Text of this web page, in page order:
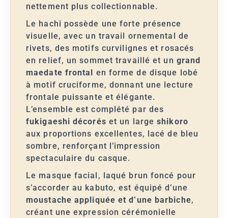
nettement plus collectionnable.
Le hachi possède une forte présence
visuelle, avec un travail ornemental de
rivets, des motifs curvilignes et rosacés
en relief, un sommet travaillé et un grand
maedate frontal
en forme de disque lobé
à motif cruciforme, donnant une lecture
frontale puissante et élégante.
L’ensemble est complété par des
fukigaeshi décorés et un largeshikoro
aux proportions excellentes, lacé de bleu
sombre, renforçant l’impression
spectaculaire du casque.
Le masque facial, laqué brun foncé pour
s’accorder au kabuto, est équipé d’une
moustache appliquée et d’une barbiche,
créant une expression cérémonielle